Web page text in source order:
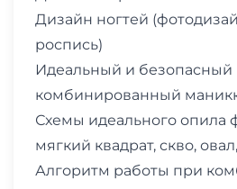
Дизайн ногтей
роспись)
Идеальный и безопасный
комбинированный
Схемы идеального опила
мягкий квадрат, скво,
Алгоритм работы при